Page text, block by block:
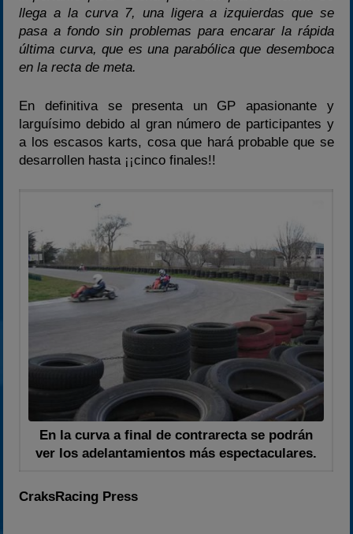
llega a la curva 7, una ligera a izquierdas que se
pasa a fondo sin problemas para encarar la rápida
última curva, que es una parabólica que desemboca
en la recta de meta.
En definitiva se presenta un GP apasionante y
larguísimo debido al gran número de participantes y
a los escasos karts, cosa que hará probable que se
desarrollen hasta ¡¡cinco finales!!
En la curva a final de contrarecta se podrán
ver los adelantamientos más espectaculares.
CraksRacing Press